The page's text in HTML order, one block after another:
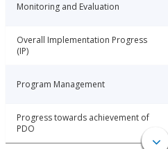
Monitoring and Evaluation
Overall Implementation Progress
(IP)
Program Management
Progress towards achievement of
PDO